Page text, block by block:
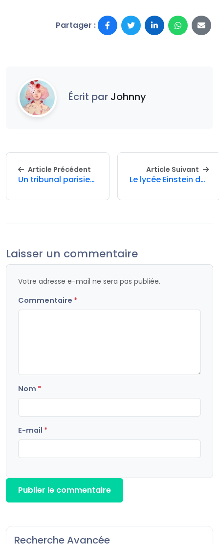
Partager :
Écrit par Johnny
Article Précédent
Un tribunal parisien suspend la vente aux enchères de la plus ancienne calculatrice connue
Article Suivant
Le lycée Einstein de Bagnols lance son tout premier forum dédié à l’égalité filles-garçons pour sensibiliser ses élèves
Laisser un commentaire
Votre adresse e-mail ne sera pas publiée.
Commentaire *
Nom *
E-mail *
Publier le commentaire
Recherche Avancée